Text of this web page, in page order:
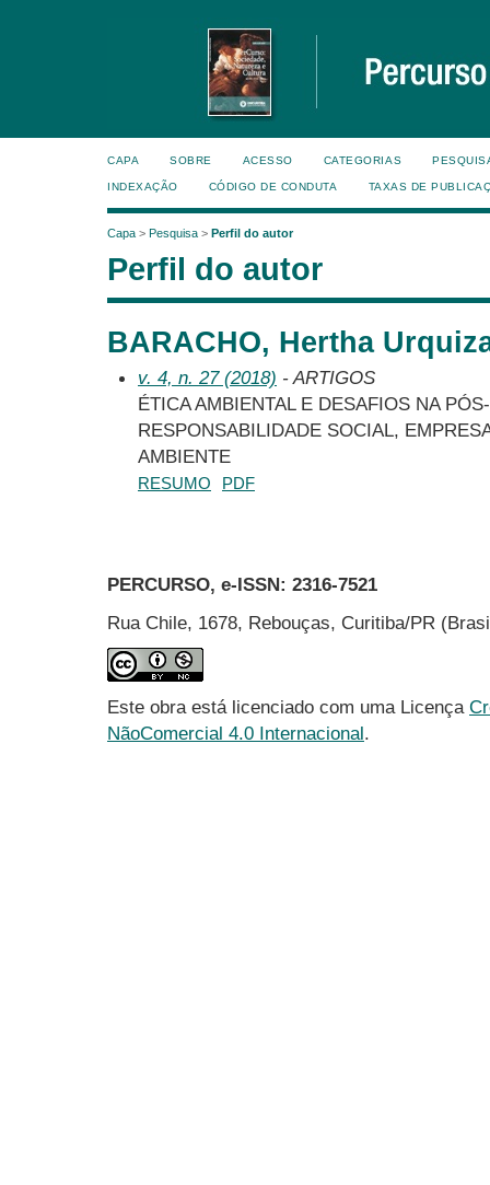
CAPA SOBRE ACESSO CATEGORIAS
INDEXAÇÃO CÓDIGO DE CONDUTA TAXAS DE
Capa > Pesquisa > Perfil do autor
Perfil do autor
BARACHO, Hertha
v. 4, n. 27 (2018) - ARTIGOS
ÉTICA AMBIENTAL E DESAFIOS NA
RESPONSABILIDADE SOCIAL,
AMBIENTE
RESUMO PDF
PERCURSO, e-ISSN: 2316-7521
Rua Chile, 1678, Rebouças, Curitiba/PR
Este obra está licenciado com uma Licença
NãoComercial 4.0 Internacional.